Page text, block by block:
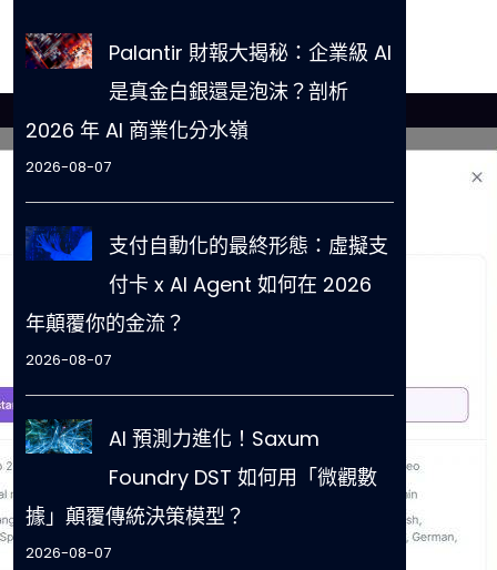
Palantir 財報大揭秘：企業級 AI
是真金白銀還是泡沫？剖析
2026 年 AI 商業化分水嶺
2026-08-07
支付自動化的最終形態：虛擬支
付卡 x AI Agent 如何在 2026
年顛覆你的金流？
2026-08-07
AI 預測力進化！Saxum
Foundry DST 如何用「微觀數
據」顛覆傳統決策模型？
2026-08-07